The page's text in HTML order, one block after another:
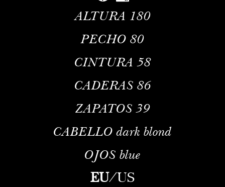
ALTURA 180
PECHO 80
CINTURA 58
CADERAS 86
ZAPATOS39
CABELLO dark blond
OJOS blue
EU/US